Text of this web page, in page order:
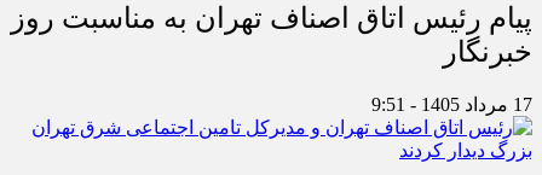
پیام رئیس اتاق اصناف تهران به مناسبت روز
خبرنگار
17 مرداد 1405 - 9:51